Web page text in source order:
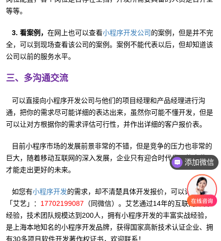
等等。
3. 看案例， 在网上也可以查看小程序开发公司 的案例，但是并不完
全，可以到现场查看该公司的案例。案例不能代表以后，但却知道该
公司以前的服务水平。
三、多沟通交流
可以直接向小程序开发公司与他们的项目经理和产品经理进行沟
通，把你的需求尽可能详细的表达出来，虽然你可能不懂开发，但是
可以让对方根据你的需求评估可行性，并作出详细的客户报价表。
目前小程序市场的发展前景非常的不错，但是竞争的压力也非常的
巨大，随着移动互联网的深入发展，企业只有迎合时代发展的步伐，
才能走出更好的未来。
如您有小程序开发的需求，却不清楚具体开发报价，可以详细咨询
「艾艺」： 17702199087 （同微信）。艾艺通过14年的互联网开发
经验，技术团队规模达到200人，拥有小程序开发的丰富实战经验，
是上海本地知名的小程序开发品牌，获得国家高新技术认证企业、拥
有30多项目软件开发著作权证书，欢迎联系！
添加微信